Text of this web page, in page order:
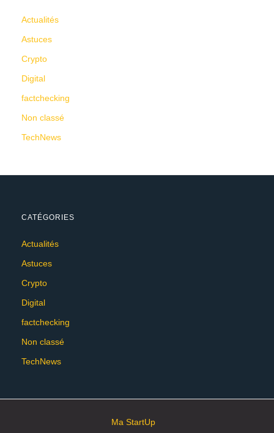
Actualités
Astuces
Crypto
Digital
factchecking
Non classé
TechNews
CATÉGORIES
Actualités
Astuces
Crypto
Digital
factchecking
Non classé
TechNews
Ma StartUp